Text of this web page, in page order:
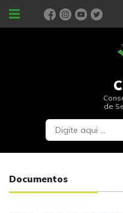
PORTAIS
de
Documentos